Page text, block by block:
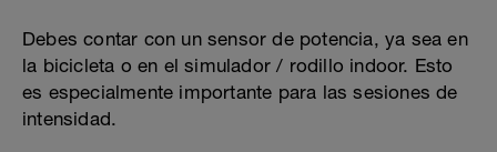
Debes contar con un sensor de potencia, ya sea en
la bicicleta o en el simulador / rodillo indoor. Esto
es especialmente importante para las sesiones de
intensidad.